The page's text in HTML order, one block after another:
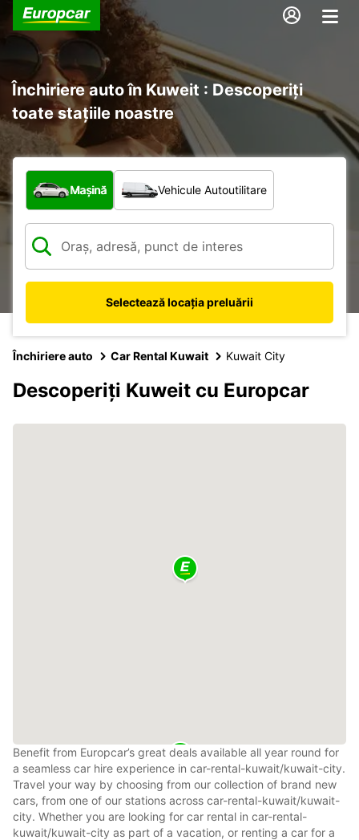
Închiriere auto în Kuweit : Descoperiți
toate stațiile noastre
Ce tip de vehicul?
Mașină Vehicule Autoutilitare
Selectează locația preluării
Închiriere auto Car Rental Kuwait Kuwait City
Descoperiți Kuweit cu Europcar
Benefit from Europcar’s great deals available all year round for
a seamless car hire experience in car-rental-kuwait/kuwait-city.
Travel your way by choosing from our collection of brand new
cars, from one of our stations across car-rental-kuwait/kuwait-
city. Whether you are looking for car rental in car-rental-
kuwait/kuwait-city as part of a vacation, or renting a car for a